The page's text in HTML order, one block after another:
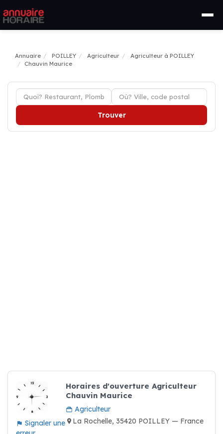
Annuaire POILLEY Agriculteur
Agriculteur à POILLEY
Chauvin Maurice
Trouver
Signaler une
Horaires d'ouverture Agriculteur
Chauvin Maurice
Agriculteur
La Rochelle, 35420 POILLEY — France